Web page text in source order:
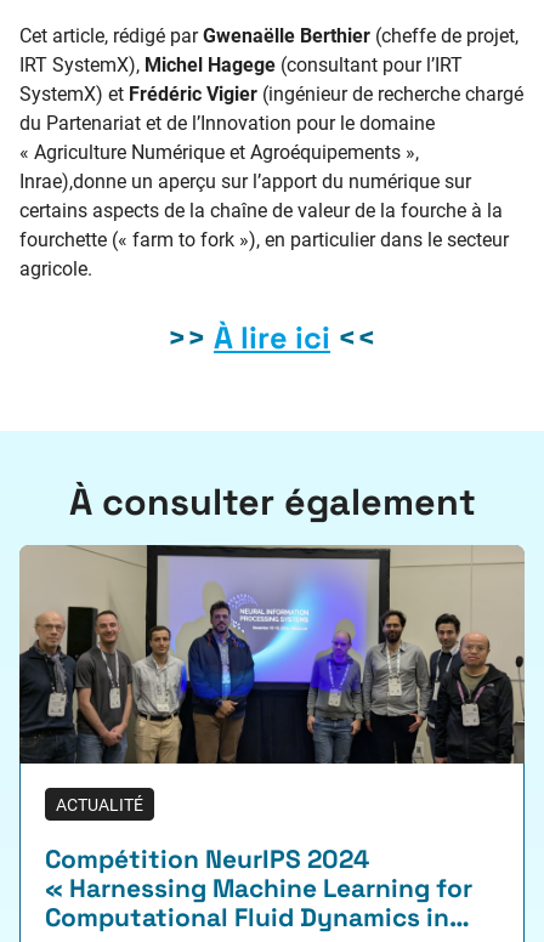
Cet article, rédigé parGwenaëlle Berthier (cheffe de projet,
IRT SystemX), Michel Hagege (consultant pour l’IRT
SystemX) et Frédéric Vigier (ingénieur de recherche chargé
du Partenariat et de l’Innovation pour le domaine
« Agriculture Numérique et Agroéquipements »,
Inrae),donne un aperçu sur l’apport du numérique sur
certains aspects de la chaîne de valeur de la fourche à la
fourchette (« farm to fork »), en particulier dans le secteur
agricole.
>> À lire ici <<
À consulter également
ACTUALITÉ
Compétition NeurIPS 2024
« Harnessing Machine Learning for
Computational Fluid Dynamics in